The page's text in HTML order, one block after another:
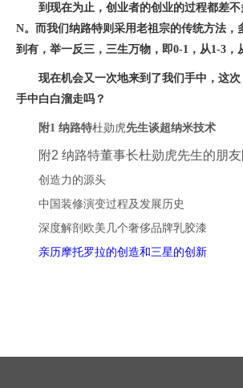
到现在为止，创业者的创业的过程都差
N。而我们纳路特则采用老祖宗的传统方法，
到有，举一反三，三生万物，即0-1，从1-3，
现在机会又一次地来到了我们手中，这
手中白白溜走吗？
附1 纳路特杜勋虎先生谈超纳米技术
附2 纳路特董事长杜勋虎先生的朋
创造力的源头
中国装修演变过程及发展历史
深度解剖欧美几个奢侈品牌乳胶漆
亲历摩托罗拉的创造和三星的创新